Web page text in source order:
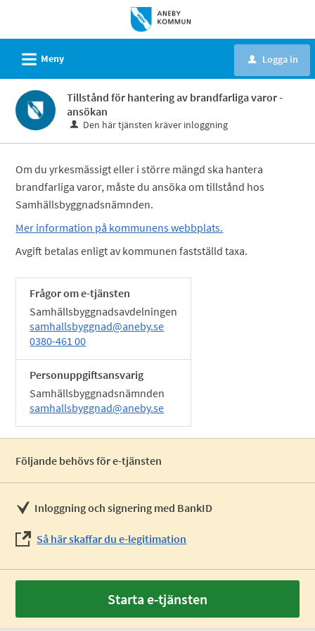
tjänster
Aneby
kommun
L Meny u Logga in
Tillstånd för hantering av brandfarliga varor -
ansökan
Den här tjänsten kräver inloggning
Om du yrkesmässigt eller i större mängd ska hantera
brandfarliga varor, måste du ansöka om tillstånd hos
Samhällsbyggnadsnämnden.
Mer information på kommunens webbplats.
Avgift betalas enligt av kommunen fastställd taxa.
Frågor om e-tjänsten
Samhällsbyggnadsavdelningen
samhallsbyggnad@aneby.se
0380-461 00
Personuppgiftsansvarig
Samhällsbyggnadsnämnden
samhallsbyggnad@aneby.se
Följande behövs för e-tjänsten
Inloggning och signering med BankID
Så här skaffar du e-legitimation
Starta e-tjänsten